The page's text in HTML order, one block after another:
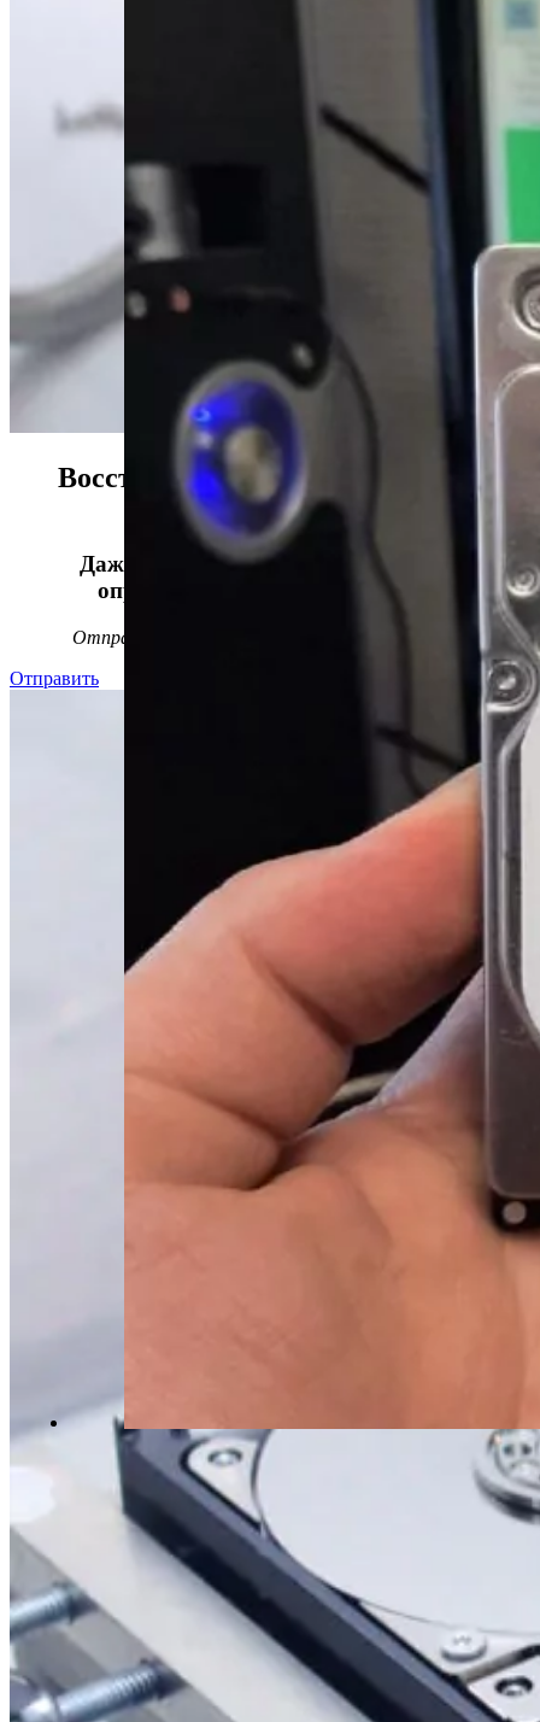
Восстанавливаем данные в 98%
случаев!
Даже, если носитель информации не
определяется, стучит или пищит.
Отправьте заявку на
Отправить